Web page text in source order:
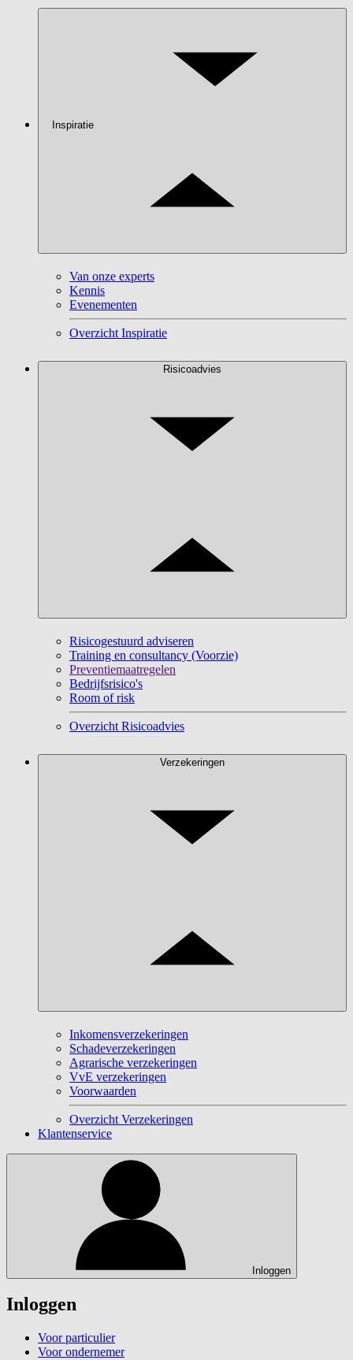
Inspiratie
Van onze experts
Kennis
Evenementen
Overzicht Inspiratie
Risicoadvies
Risicogestuurd adviseren
Training en consultancy (Voorzie)
Preventiemaatregelen
Bedrijfsrisico's
Room of risk
Overzicht Risicoadvies
Verzekeringen
Inkomensverzekeringen
Schadeverzekeringen
Agrarische verzekeringen
VvE verzekeringen
Voorwaarden
Overzicht Verzekeringen
Klantenservice
Inloggen
Inloggen
Voor particulier
Voor ondernemer